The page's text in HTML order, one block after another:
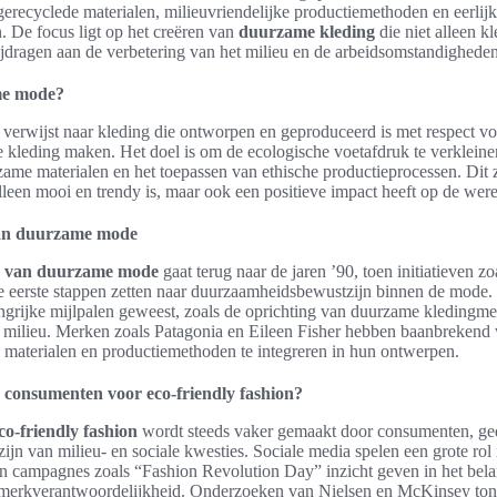
materialen, milieuvriendelijke productiemethoden en
De focus ligt op het creëren van duurzame kleding die niet alleen
aan de verbetering van het milieu en de
mode?
naar kleding die ontworpen en geproduceerd is met respect
kleding maken. Het doel is om de ecologische voetafdruk te
materialen en het toepassen van ethische productieprocessen. Dit
mooi en trendy is, maar ook een positieve impact heeft op de
duurzame mode
van duurzame mode gaat terug naar de jaren ’90, toen initiatieven
eerste stappen zetten naar duurzaamheidsbewustzijn binnen de
mijlpalen geweest, zoals de oprichting van duurzame
Merken zoals Patagonia en Eileen Fisher hebben
en productiemethoden te integreren in hun ontwerpen.
voor eco-friendly fashion?
friendly fashion wordt steeds vaker gemaakt door consumenten,
van milieu- en sociale kwesties. Sociale media spelen een grote rol
campagnes zoals “Fashion Revolution Day” inzicht geven in het
Onderzoeken van Nielsen en McKinsey